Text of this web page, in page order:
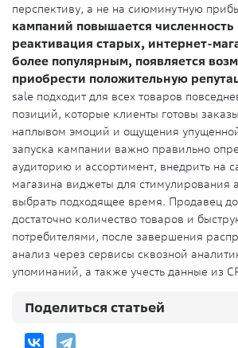
перспективу, а не на сиюминутную
кампаний повышается численность
реактивация старых, интернет-
более популярным, появляется
приобрести положительную
sale подходит для всех товаров
позиций, которые клиенты готовы
наплывом эмоций и ощущения
запуска кампании важно правильно
аудиторию и ассортимент, внедрить на
магазина виджеты для стимулирования
выбрать подходящее время. Продавец
достаточно количество товаров и
потребителями, после завершения
анализ через сервисы сквозной
упоминаний, а также учесть данные из
Поделиться статьей